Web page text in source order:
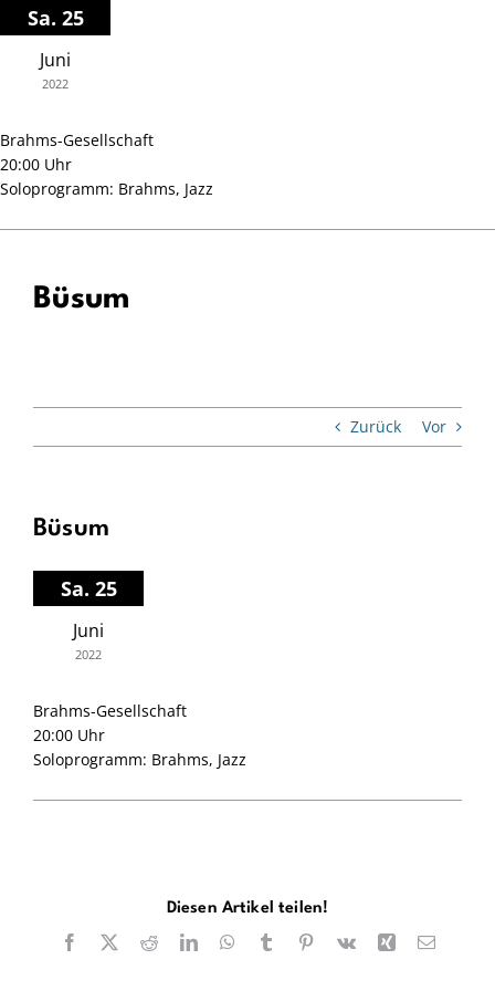
Zum
Inhalt
springen
Sa. 25
Juni
2022
Brahms-Gesellschaft
20:00 Uhr
Soloprogramm: Brahms, Jazz
Büsum
Zurück Vor
Büsum
Sa. 25
Juni
2022
Brahms-Gesellschaft
20:00 Uhr
Soloprogramm: Brahms, Jazz
Diesen Artikel teilen!
Facebook
X RedditLinkedInWhatsApp
TumblrPinterest
Vk Xing E-